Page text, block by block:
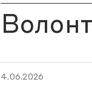
4.06.2026